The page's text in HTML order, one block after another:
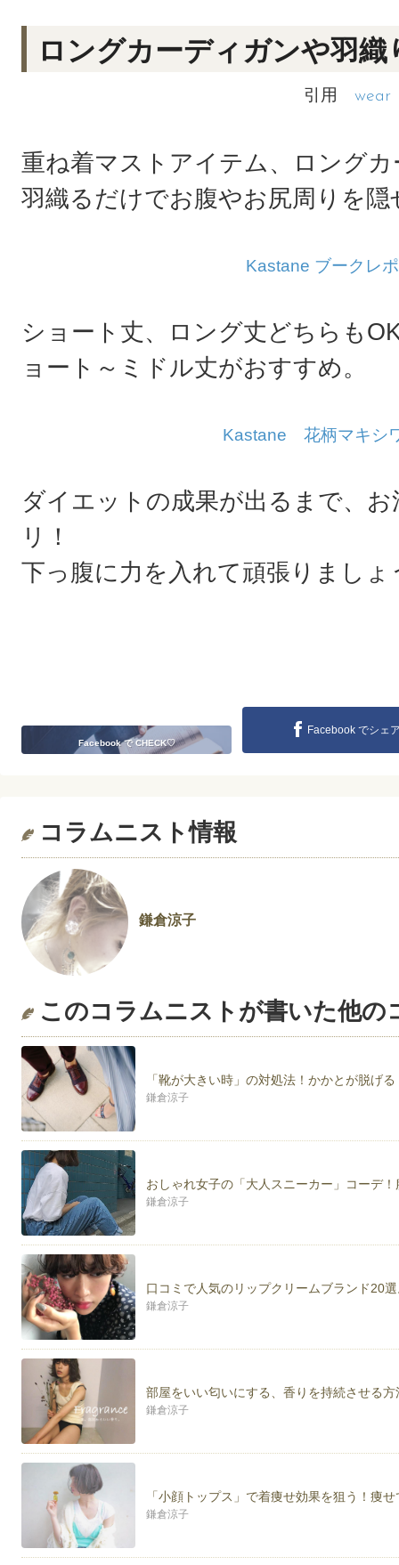
ロングカーディガンや羽
引用 wear
重ね着マストアイテム、ロング
羽織るだけでお腹やお尻周りを
Kastane ブークレ
ショート丈、ロング丈どちらも
ョート～ミドル丈がおすすめ。
Kastane 花柄マキシ
ダイエットの成果が出るまで、
リ！
下っ腹に力を入れて頑張りまし
Facebook で CHECK♡
Facebook でシェ
コラムニスト情報
鎌倉涼子
このコラムニストが書いた他の
「靴が大きい時」の対処法！かかとが脱げ
鎌倉涼子
おしゃれ女子の「大人スニーカー」コーデ
鎌倉涼子
口コミで人気のリップクリームブランド20
鎌倉涼子
部屋をいい匂いにする、香りを持続させる
鎌倉涼子
「小顔トップス」で着痩せ効果を狙う！痩
鎌倉涼子